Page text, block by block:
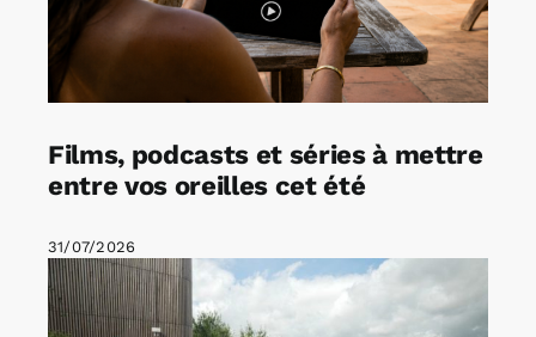
Films, podcasts et séries à mettre
entre vos oreilles cet été
31/07/2026